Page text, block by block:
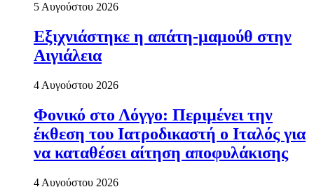
5 Αυγούστου 2026
Εξιχνιάστηκε η απάτη-μαμούθ στην
Αιγιάλεια
4 Αυγούστου 2026
Φονικό στο Λόγγο: Περιµένει την
έκθεση του Ιατροδικαστή ο Ιταλός για
να καταθέσει αίτηση αποφυλάκισης
4 Αυγούστου 2026